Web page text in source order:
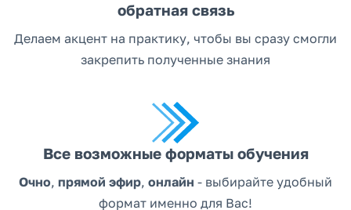
обратная связь
Делаем акцент на практику, чтобы вы сразу смогли
закрепить полученные знания
Все возможные форматы обучения
Очно, прямой эфир, онлайн - выбирайте удобный
формат именно для Вас!